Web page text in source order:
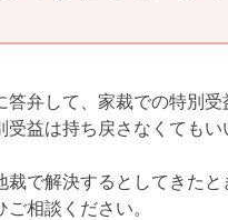
答弁して、家裁での特別
受益は持ち戻さなくても
裁で解決するとしてきた
相談ください。